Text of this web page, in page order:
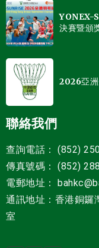
YONEX-
決賽暨頒
2026亞洲
聯絡我們
查詢電話： (852)
傳真號碼： (852)
電郵地址 ：
通訊地址：香港銅鑼
室